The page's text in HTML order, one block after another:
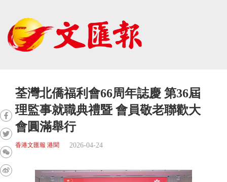
荃灣北僑福利會66周年誌慶 第36屆
理監事就職典禮暨 會員敬老聯歡大
會圓滿舉行
香港文匯報 港聞 2026-04-24